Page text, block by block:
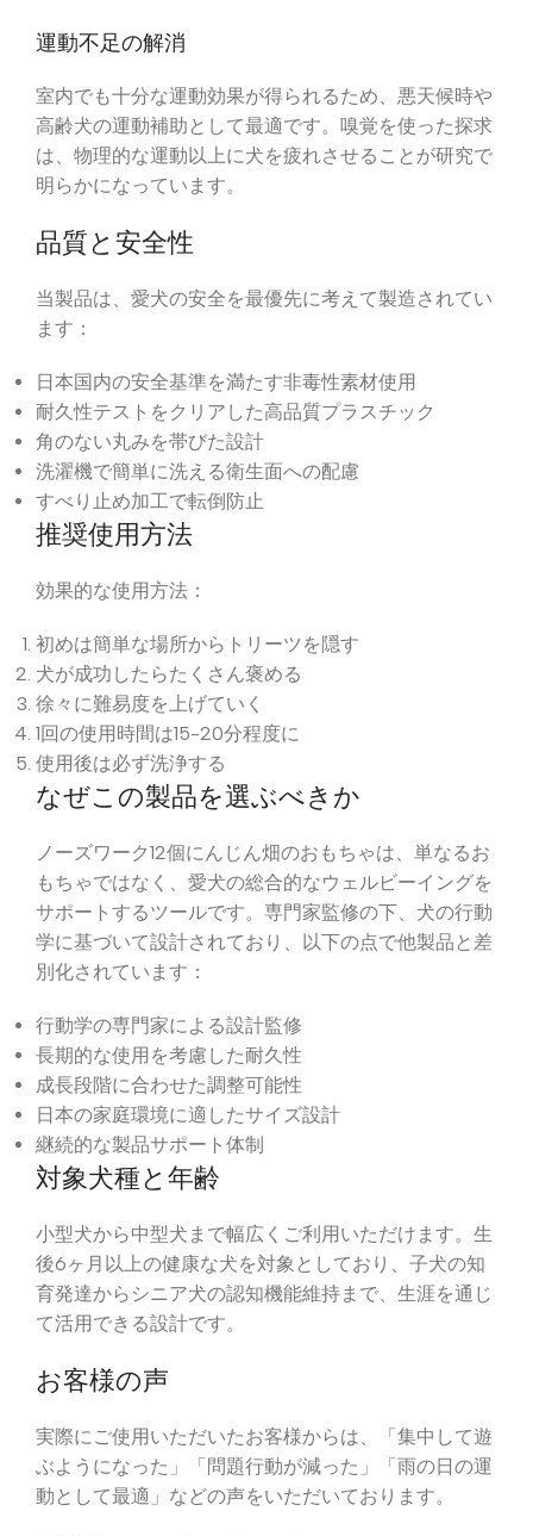
運動不足の解消
室内でも十分な運動効果が得られるため、悪天候時や
高齢犬の運動補助として最適です。嗅覚を使った探求
は、物理的な運動以上に犬を疲れさせることが研究で
明らかになっています。
品質と安全性
当製品は、愛犬の安全を最優先に考えて製造されてい
ます：
日本国内の安全基準を満たす非毒性素材使用
耐久性テストをクリアした高品質プラスチック
角のない丸みを帯びた設計
洗濯機で簡単に洗える衛生面への配慮
すべり止め加工で転倒防止
推奨使用方法
効果的な使用方法：
初めは簡単な場所からトリーツを隠す
犬が成功したらたくさん褒める
徐々に難易度を上げていく
1回の使用時間は15-20分程度に
使用後は必ず洗浄する
なぜこの製品を選ぶべきか
ノーズワーク12個にんじん畑のおもちゃは、単なるお
もちゃではなく、愛犬の総合的なウェルビーイングを
サポートするツールです。専門家監修の下、犬の行動
学に基づいて設計されており、以下の点で他製品と差
別化されています：
行動学の専門家による設計監修
長期的な使用を考慮した耐久性
成長段階に合わせた調整可能性
日本の家庭環境に適したサイズ設計
継続的な製品サポート体制
対象犬種と年齢
小型犬から中型犬まで幅広くご利用いただけます。生
後6ヶ月以上の健康な犬を対象としており、子犬の知
育発達からシニア犬の認知機能維持まで、生涯を通じ
て活用できる設計です。
お客様の声
実際にご使用いただいたお客様からは、「集中して遊
ぶようになった」「問題行動が減った」「雨の日の運
動として最適」などの声をいただいております。